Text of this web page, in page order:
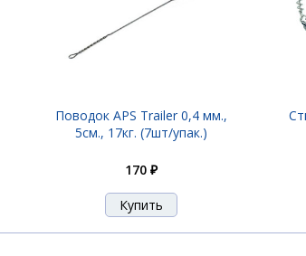
Поводок APS Trailer 0,4 мм.,
5см., 17кг. (7шт/упак.)
170 ₽